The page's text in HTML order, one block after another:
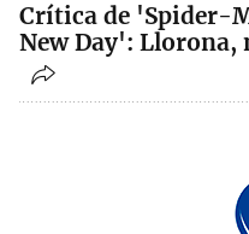
Crítica de 'Spider-
New Day': Llorona,